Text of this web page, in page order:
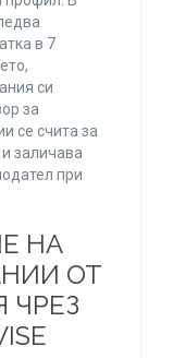
в 7
си
за
се счита за
заличава
при
НА
ОТ
ЧРЕЗ